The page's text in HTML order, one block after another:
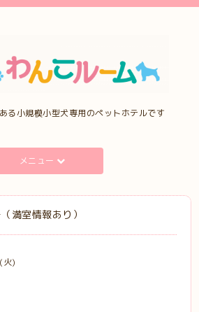
る小規模小型犬専用のペットホテルです
メニュー
満室情報あり）
火)